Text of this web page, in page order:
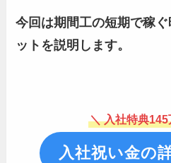
今回は期間工の短期で稼
ットを説明します。
＼ 入社特典
入社祝い金の